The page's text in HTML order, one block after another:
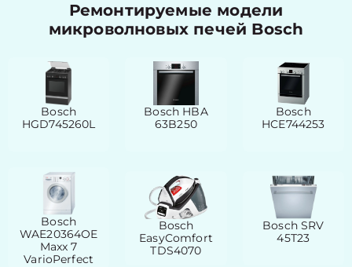
Ремонтируемые модели
микроволновых печей Bosch
Bosch
HGD745260L
Bosch HBA
63B250
Bosch
HCE744253
Bosch
WAE20364OE
Maxx 7
VarioPerfect
Bosch
EasyComfort
TDS4070
Bosch SRV
45T23